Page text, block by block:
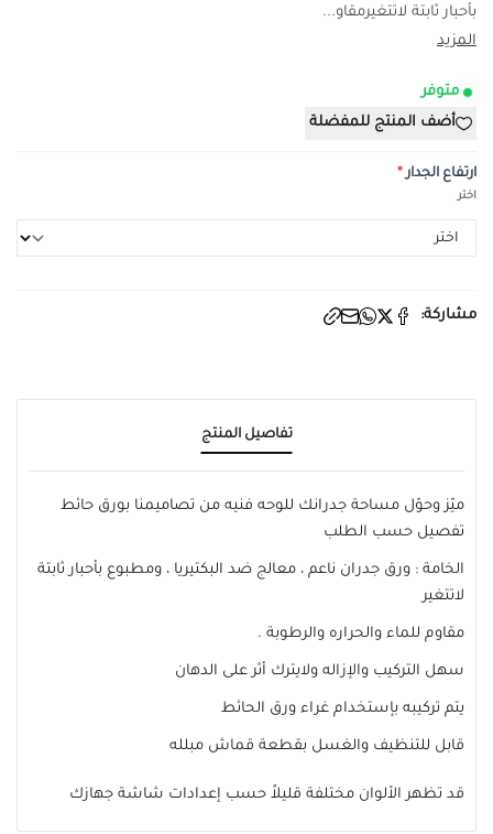
بأحبار ثابتة لاتتغيرمقاو...
المزيد
متوفر
أضف المنتج للمفضلة
ارتفاع الجدار*
اختر
مشاركة:
تفاصيل المنتج
ميّز وحوّل مساحة جدرانك للوحه فنيه من تصاميمنا بورق حائط
تفصيل حسب الطلب
الخامة : ورق جدران ناعم ، معالج ضد البكتيريا ، ومطبوع بأحبار ثابتة
لاتتغير
مقاوم للماء والحراره والرطوبة .
سهل التركيب والإزاله ولايترك أثر على الدهان
يتم تركيبه بإستخدام غراء ورق الحائط
قابل للتنظيف والغسل بقطعة قماش مبلله
قد تظهر الألوان مختلفة قليلاً حسب إعدادات شاشة جهازك